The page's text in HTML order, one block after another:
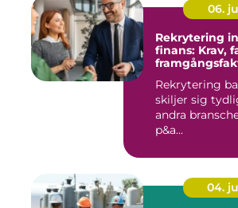
06.
Rekrytering
finans: Krav,
Rekrytering
skiljer sig
andra
p&a...
04.